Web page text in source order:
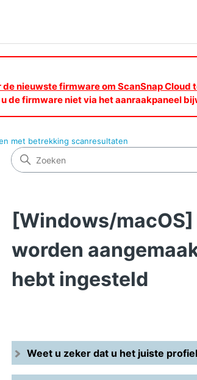
nieuwste firmware om ScanSnap Cloud
de firmware niet via het aanraakpaneel
met betrekking scanresultaten
[Windows/
worden
hebt ingesteld
Weet u zeker dat u het juiste